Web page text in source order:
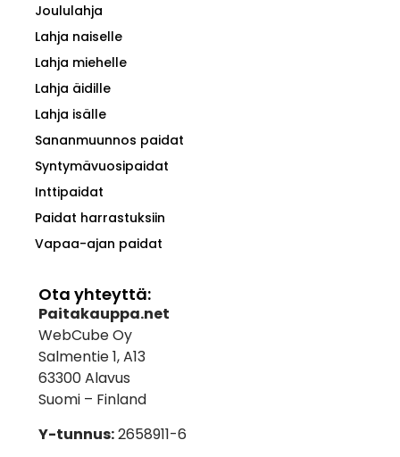
Joululahja
Lahja naiselle
Lahja miehelle
Lahja äidille
Lahja isälle
Sananmuunnos paidat
Syntymävuosipaidat
Inttipaidat
Paidat harrastuksiin
Vapaa-ajan paidat
Ota yhteyttä:
Paitakauppa.net
WebCube Oy
Salmentie 1, A13
63300 Alavus
Suomi – Finland
Y-tunnus:2658911-6